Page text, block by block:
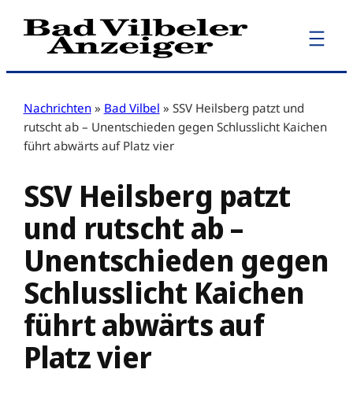
Zum
Inhalt
Nachrichten » Bad Vilbel » SSV Heilsberg patzt und
rutscht ab – Unentschieden gegen Schlusslicht Kaichen
führt abwärts auf Platz vier
SSV Heilsberg patzt
und rutscht ab –
Unentschieden gegen
Schlusslicht Kaichen
führt abwärts auf
Platz vier